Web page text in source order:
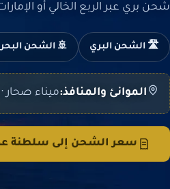
شحن بري عبر الربع الخالي أو
🛣️ الشحن البري 🚢 الشحن
الموانئ والمنافذ:ميناء صحار
سعر الشحن إلى سلطنة